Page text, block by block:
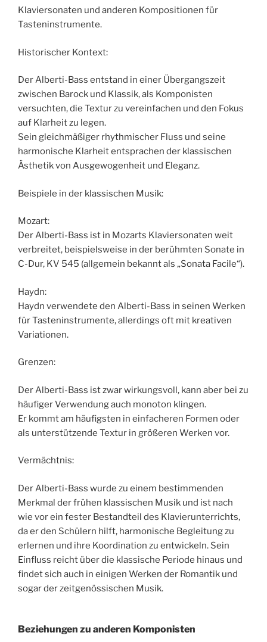
Klaviersonaten und anderen Kompositionen für
Tasteninstrumente.
Historischer Kontext:
Der Alberti-Bass entstand in einer Übergangszeit
zwischen Barock und Klassik, als Komponisten
versuchten, die Textur zu vereinfachen und den Fokus
auf Klarheit zu legen.
Sein gleichmäßiger rhythmischer Fluss und seine
harmonische Klarheit entsprachen der klassischen
Ästhetik von Ausgewogenheit und Eleganz.
Beispiele in der klassischen Musik:
Mozart:
Der Alberti-Bass ist in Mozarts Klaviersonaten weit
verbreitet, beispielsweise in der berühmten Sonate in
C-Dur, KV 545 (allgemein bekannt als „Sonata Facile“).
Haydn:
Haydn verwendete den Alberti-Bass in seinen Werken
für Tasteninstrumente, allerdings oft mit kreativen
Variationen.
Grenzen:
Der Alberti-Bass ist zwar wirkungsvoll, kann aber bei zu
häufiger Verwendung auch monoton klingen.
Er kommt am häufigsten in einfacheren Formen oder
als unterstützende Textur in größeren Werken vor.
Vermächtnis:
Der Alberti-Bass wurde zu einem bestimmenden
Merkmal der frühen klassischen Musik und ist nach
wie vor ein fester Bestandteil des Klavierunterrichts,
da er den Schülern hilft, harmonische Begleitung zu
erlernen und ihre Koordination zu entwickeln. Sein
Einfluss reicht über die klassische Periode hinaus und
findet sich auch in einigen Werken der Romantik und
sogar der zeitgenössischen Musik.
Beziehungen zu anderen Komponisten